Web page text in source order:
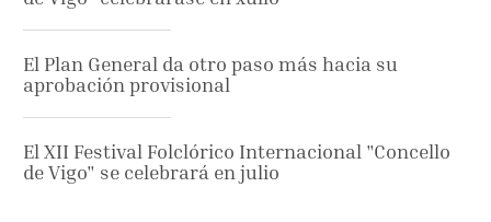
El Plan General da otro paso más hacia su
aprobación provisional
El XII Festival Folclórico Internacional "Concello
de Vigo" se celebrará en julio